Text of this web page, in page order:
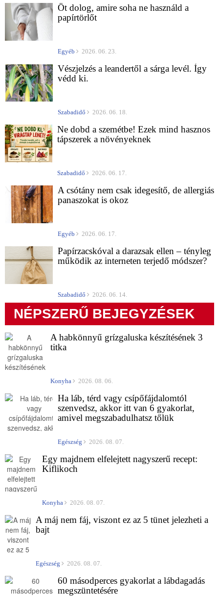
Öt dolog, amire soha ne használd a
papírtörlőt
Egyéb 2026. 06. 23.
Vészjelzés a leandertől a sárga levél. Így
védd ki.
Szabadidő 2026. 06. 18.
Ne dobd a szemétbe! Ezek mind hasznos
tápszerek a növényeknek
Szabadidő 2026. 06. 17.
A csótány nem csak idegesítő, de allergiás
panaszokat is okoz
Egyéb 2026. 06. 17.
Papírzacskóval a darazsak ellen – tényleg
működik az interneten terjedő módszer?
Szabadidő 2026. 06. 14.
NÉPSZERŰ BEJEGYZÉSEK
A habkönnyű grízgaluska készítésének 3
titka
Konyha 2026. 08. 06.
Ha láb, térd vagy csípőfájdalomtól
szenvedsz, akkor itt van 6 gyakorlat,
amivel megszabadulhatsz tőlük
Egészség 2026. 08. 07.
Egy majdnem elfelejtett nagyszerű recept:
Kiflikoch
Konyha 2026. 08. 07.
A máj nem fáj, viszont ez az 5 tünet jelezheti a
bajt
Egészség 2026. 08. 07.
60 másodperces gyakorlat a lábdagadás
megszüntetésére